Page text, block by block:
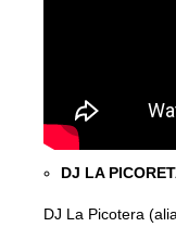
DJ LA
DJ La Picotera